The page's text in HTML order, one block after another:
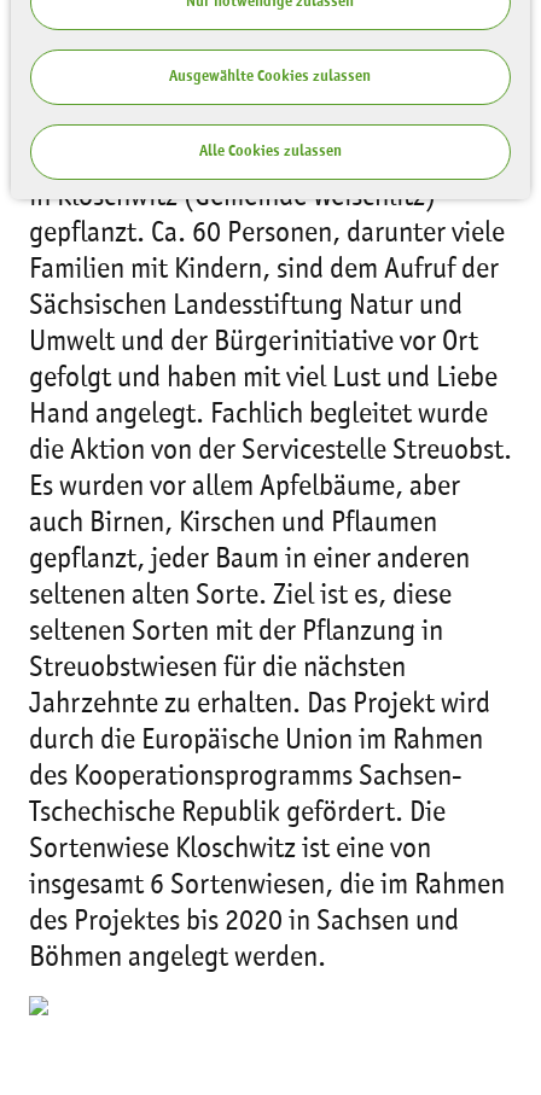
Ausgewählte Cookies zulassen
Alle Cookies zulassen
Am 11.11.2017 wurden die ersten 40 von
insgesamt 130 Obsthochstämmen im
Rahmen eines Projektes zum Erhalt alter
sächsischer und tschechischer Obstsorten
in Kloschwitz (Gemeinde Weischlitz)
gepflanzt. Ca. 60 Personen, darunter viele
Familien mit Kindern, sind dem Aufruf der
Sächsischen Landesstiftung Natur und
Umwelt und der Bürgerinitiative vor Ort
gefolgt und haben mit viel Lust und Liebe
Hand angelegt. Fachlich begleitet wurde
die Aktion von der Servicestelle Streuobst.
Es wurden vor allem Apfelbäume, aber
auch Birnen, Kirschen und Pflaumen
gepflanzt, jeder Baum in einer anderen
seltenen alten Sorte. Ziel ist es, diese
seltenen Sorten mit der Pflanzung in
Streuobstwiesen für die nächsten
Jahrzehnte zu erhalten. Das Projekt wird
durch die Europäische Union im Rahmen
des Kooperationsprogramms Sachsen-
Tschechische Republik gefördert. Die
Sortenwiese Kloschwitz ist eine von
insgesamt 6 Sortenwiesen, die im Rahmen
des Projektes bis 2020 in Sachsen und
Böhmen angelegt werden.